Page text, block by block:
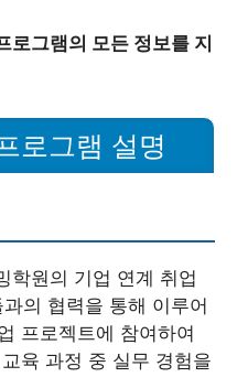
로그램의 모든 정보를 지
로그램 설명
학원의 기업 연계 취업
의 협력을 통해 이루어
프로젝트에 참여하여
육 과정 중 실무 경험을